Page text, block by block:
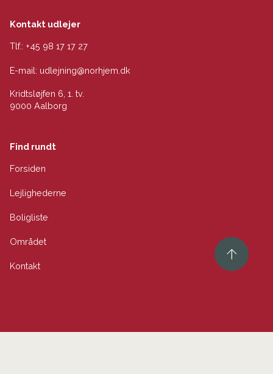
Kontakt udlejer
Tlf.: +45 98 17 17 27
E-mail: udlejning@norhjem.dk
Kridtsløjfen 6, 1. tv.
9000 Aalborg
Find rundt
Forsiden
Lejlighederne
Boligliste
Området
Kontakt